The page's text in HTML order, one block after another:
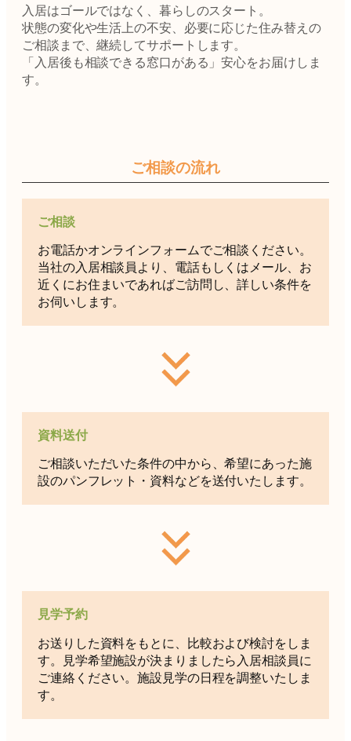
入居はゴールではなく、暮らしのスタート。
状態の変化や生活上の不安、必要に応じた住み替えの
ご相談まで、継続してサポートします。
「入居後も相談できる窓口がある」安心をお届けしま
す。
ご相談の流れ
ご相談
お電話かオンラインフォームでご相談ください。
当社の入居相談員より、電話もしくはメール、お
近くにお住まいであればご訪問し、詳しい条件を
お伺いします。
資料送付
ご相談いただいた条件の中から、希望にあった施
設のパンフレット・資料などを送付いたします。
見学予約
お送りした資料をもとに、比較および検討をしま
す。見学希望施設が決まりましたら入居相談員に
ご連絡ください。施設見学の日程を調整いたしま
す。